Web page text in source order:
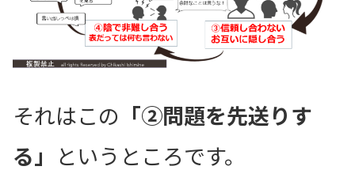
それはこの 「②問題を先送りす
る」 というところです。